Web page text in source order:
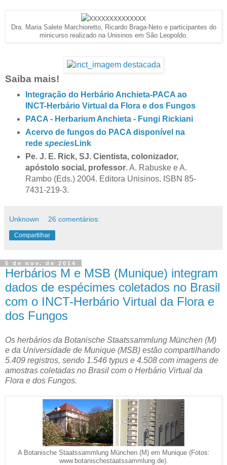
Dra. Maria Salete Marchioretto, Ricardo Braga-Neto e participantes do
minicurso realizado na Unisinos em São Leopoldo.
Saiba mais!
Integração do Herbário Anchieta-PACA ao
INCT-Herbário Virtual da Flora e dos Fungos
PACA - Herbarium Anchieta - Fungi Rickiani
Acervo de fungos do PACA disponível na
rede speciesLink
Pe. J. E. Rick, SJ. Cientista, colonizador,
apóstolo social, professor. A. Rabuske e A.
Rambo (Eds.) 2004. Editora Unisinos. ISBN 85-
7431-219-3.
Unknown 26 comentários:
Compartilhar
5 de nov. de 2014
Herbários M e MSB (Munique) integram
dados de espécimes coletados no Brasil
com o INCT-Herbário Virtual da Flora e
dos Fungos
Os herbários da Botanische Staatssammlung München (M)
e da Universidade de Munique (MSB) estão compartilhando
5.409 registros, sendo 1.546 typus e 4.508 com imagens de
amostras coletadas no Brasil com o Herbário Virtual da
Flora e dos Fungos.
A Botanische Staatssammlung München (M) em Munique (Fotos:
www.botanischestaatssammlung.de).